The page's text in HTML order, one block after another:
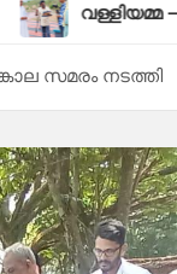
–
സമരം നടത്തി